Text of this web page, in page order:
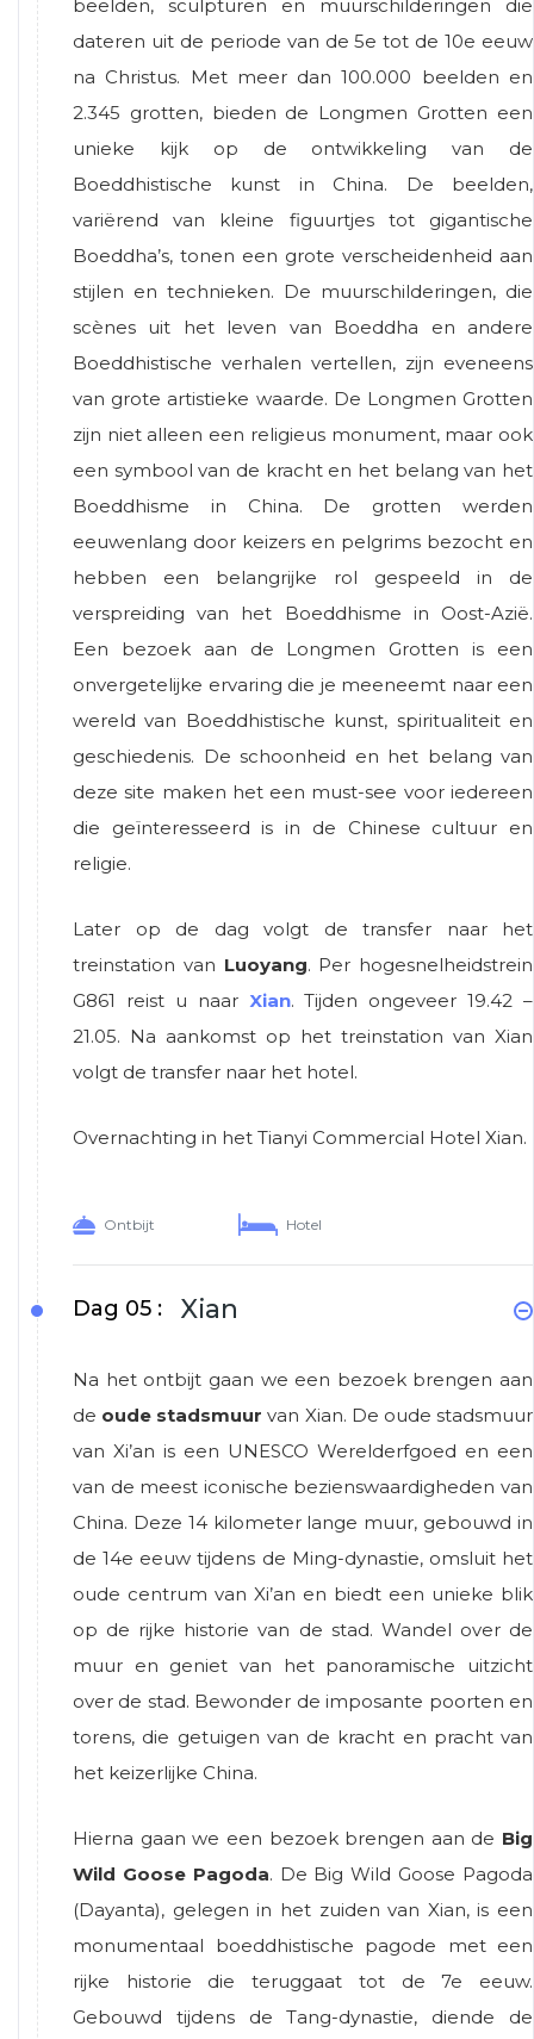
beelden, sculpturen en muurschilderingen die
dateren uit de periode van de 5e tot de 10e eeuw
na Christus. Met meer dan 100.000 beelden en
2.345 grotten, bieden de Longmen Grotten een
unieke kijk op de ontwikkeling van de
Boeddhistische kunst in China. De beelden,
variërend van kleine figuurtjes tot gigantische
Boeddha’s, tonen een grote verscheidenheid aan
stijlen en technieken. De muurschilderingen, die
scènes uit het leven van Boeddha en andere
Boeddhistische verhalen vertellen, zijn eveneens
van grote artistieke waarde. De Longmen Grotten
zijn niet alleen een religieus monument, maar ook
een symbool van de kracht en het belang van het
Boeddhisme in China. De grotten werden
eeuwenlang door keizers en pelgrims bezocht en
hebben een belangrijke rol gespeeld in de
verspreiding van het Boeddhisme in Oost-Azië.
Een bezoek aan de Longmen Grotten is een
onvergetelijke ervaring die je meeneemt naar een
wereld van Boeddhistische kunst, spiritualiteit en
geschiedenis. De schoonheid en het belang van
deze site maken het een must-see voor iedereen
die geïnteresseerd is in de Chinese cultuur en
religie.
Later op de dag volgt de transfer naar het
treinstation van Luoyang. Per hogesnelheidstrein
G861 reist u naar Xian. Tijden ongeveer 19.42 –
21.05. Na aankomst op het treinstation van Xian
volgt de transfer naar het hotel.
Overnachting in het Tianyi Commercial Hotel Xian.
Ontbijt Hotel
Dag 05 : Xian
Na het ontbijt gaan we een bezoek brengen aan
de oude stadsmuur van Xian. De oude stadsmuur
van Xi’an is een UNESCO Werelderfgoed en een
van de meest iconische bezienswaardigheden van
China. Deze 14 kilometer lange muur, gebouwd in
de 14e eeuw tijdens de Ming-dynastie, omsluit het
oude centrum van Xi’an en biedt een unieke blik
op de rijke historie van de stad. Wandel over de
muur en geniet van het panoramische uitzicht
over de stad. Bewonder de imposante poorten en
torens, die getuigen van de kracht en pracht van
het keizerlijke China.
Hierna gaan we een bezoek brengen aan de Big
Wild Goose Pagoda. De Big Wild Goose Pagoda
(Dayanta), gelegen in het zuiden van Xian, is een
monumentaal boeddhistische pagode met een
rijke historie die teruggaat tot de 7e eeuw.
Gebouwd tijdens de Tang-dynastie, diende de